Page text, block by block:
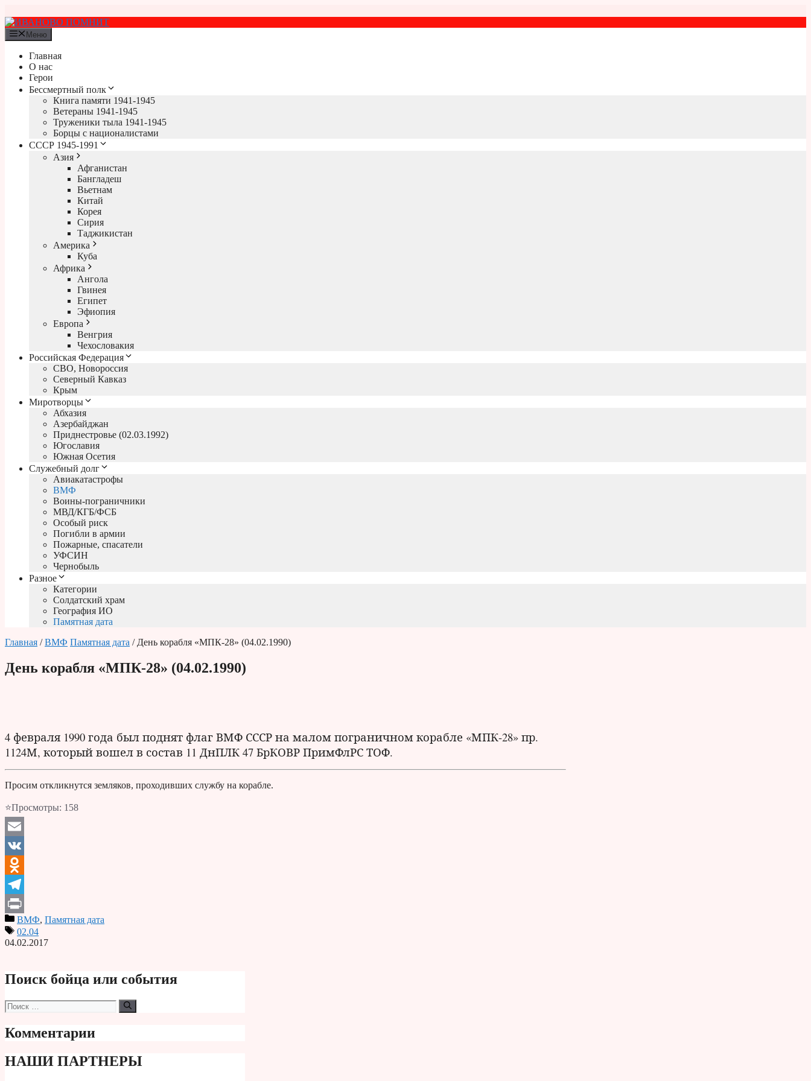
к
содержимому
Меню
Главная
О нас
Герои
Бессмертный полк
Книга памяти 1941-1945
Ветераны 1941-1945
Труженики тыла 1941-1945
Борцы с националистами
СССР 1945-1991
Азия
Афганистан
Бангладеш
Вьетнам
Китай
Корея
Сирия
Таджикистан
Америка
Куба
Африка
Ангола
Гвинея
Египет
Эфиопия
Европа
Венгрия
Чехословакия
Российская Федерация
СВО, Новороссия
Северный Кавказ
Крым
Миротворцы
Абхазия
Азербайджан
Приднестровье (02.03.1992)
Югославия
Южная Осетия
Служебный долг
Авиакатастрофы
ВМФ
Воины-пограничники
МВД/КГБ/ФСБ
Особый риск
Погибли в армии
Пожарные, спасатели
УФСИН
Чернобыль
Разное
Категории
Солдатский храм
География ИО
Памятная дата
Главная /ВМФ Памятная дата / День корабля «МПК-28» (04.02.1990)
День корабля «МПК-28» (04.02.1990)
4 февраля 1990 года был поднят флаг ВМФ СССР на малом пограничном корабле «МПК-28» пр.
1124М, который вошел в состав 11 ДнПЛК 47 БрКОВР ПримФлРС ТОФ.
Просим откликнутся земляков, проходивших службу на корабле.
⭐Просмотры: 158
Email
VK
Odnoklassniki
Telegram
PrintВМФ, Памятная дата
02.04
04.02.2017
Поиск бойца или события
Поиск:
Комментарии
НАШИ ПАРТНЕРЫ